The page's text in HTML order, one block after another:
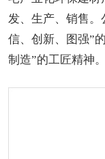
发、生产、销售
信、创新、图强”
制造”的工匠精神。